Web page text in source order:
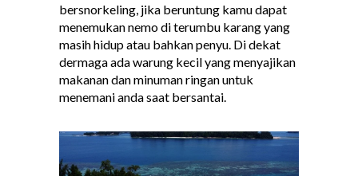
bersnorkeling, jika beruntung kamu dapat
menemukan nemo di terumbu karang yang
masih hidup atau bahkan penyu. Di dekat
dermaga ada warung kecil yang menyajikan
makanan dan minuman ringan untuk
menemani anda saat bersantai.